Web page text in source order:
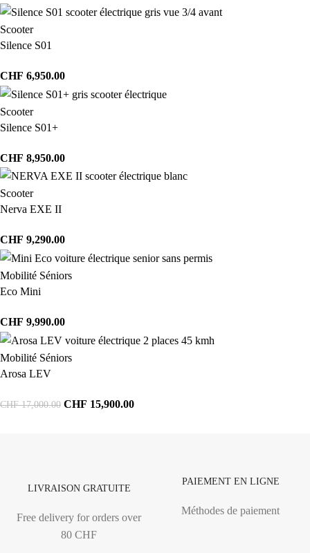
Scooter
Silence S01
CHF 6,950.00
Scooter
Silence S01+
CHF 8,950.00
Scooter
Nerva EXE II
CHF 9,290.00
Mobilité Séniors
Eco Mini
CHF 9,990.00
Mobilité Séniors
Arosa LEV
CHF17,000.00 CHF 15,900.00
LIVRAISON GRATUITE
Free delivery for orders over
80 CHF
PAIEMENT EN LIGNE
Méthodes de paiement